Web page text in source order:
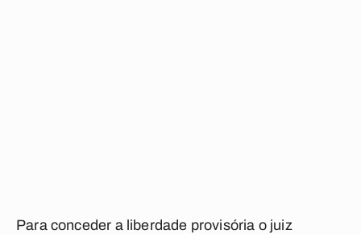
Para conceder a liberdade provisória o juiz